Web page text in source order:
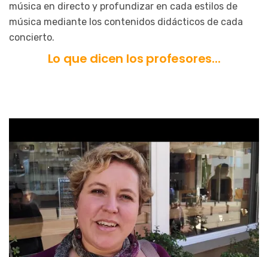
música en directo y profundizar en cada estilos de
música mediante los contenidos didácticos de cada
concierto.
Lo que dicen los profesores...